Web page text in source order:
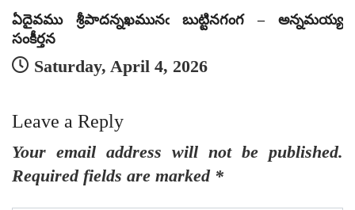
ఏదైవము శ్రీపాదన్నఖమునఁ బుట్టినగంగ – అన్నమయ్య
సంకీర్తన
Saturday, April 4, 2026
Leave a Reply
Your email address will not be published.
Required fields are marked *